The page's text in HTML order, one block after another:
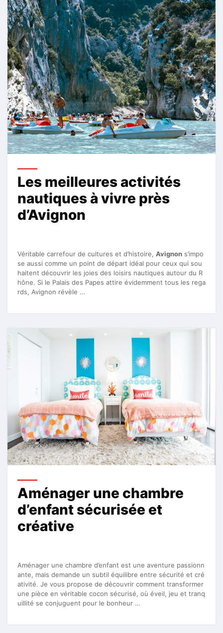
Les meilleures activités
nautiques à vivre près
d’Avignon
Véritable carrefour de cultures et d’histoire, Avignon s’impo
se aussi comme un point de départ idéal pour ceux qui sou
haitent découvrir les joies des loisirs nautiques autour du R
hône. Si le Palais des Papes attire évidemment tous les rega
rds, Avignon révèle …
Aménager une chambre
d’enfant sécurisée et
créative
Aménager une chambre d’enfant est une aventure passionn
ante, mais demande un subtil équilibre entre sécurité et cré
ativité. Je vous propose de découvrir comment transformer
une pièce en véritable cocon sécurisé, où éveil, jeu et tranq
uillité se conjuguent pour le bonheur …